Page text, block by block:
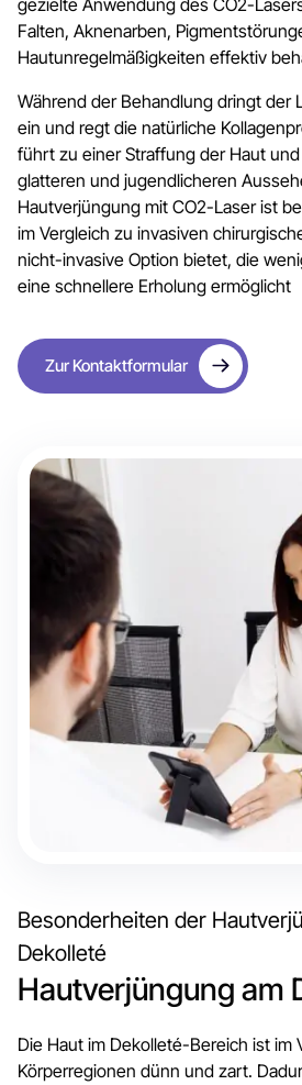
Falten, Aknenarben,
Hautunregelmäßigkeiten effektiv
Während der Behandlung dringt der
ein und regt die natürliche
führt zu einer Straffung der Haut
glatteren und jugendlicheren
Hautverjüngung mit CO2-Laser ist
im Vergleich zu invasiven
nicht-invasive Option bietet, die
eine schnellere Erholung ermöglicht
Zur Kontaktformular
Besonderheiten der
Dekolleté
Hautverjüngung am
Die Haut im Dekolleté-Bereich ist im
Körperregionen dünn und zart.